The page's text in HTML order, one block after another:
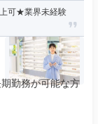
可★業界未経験
勤務が可能な方